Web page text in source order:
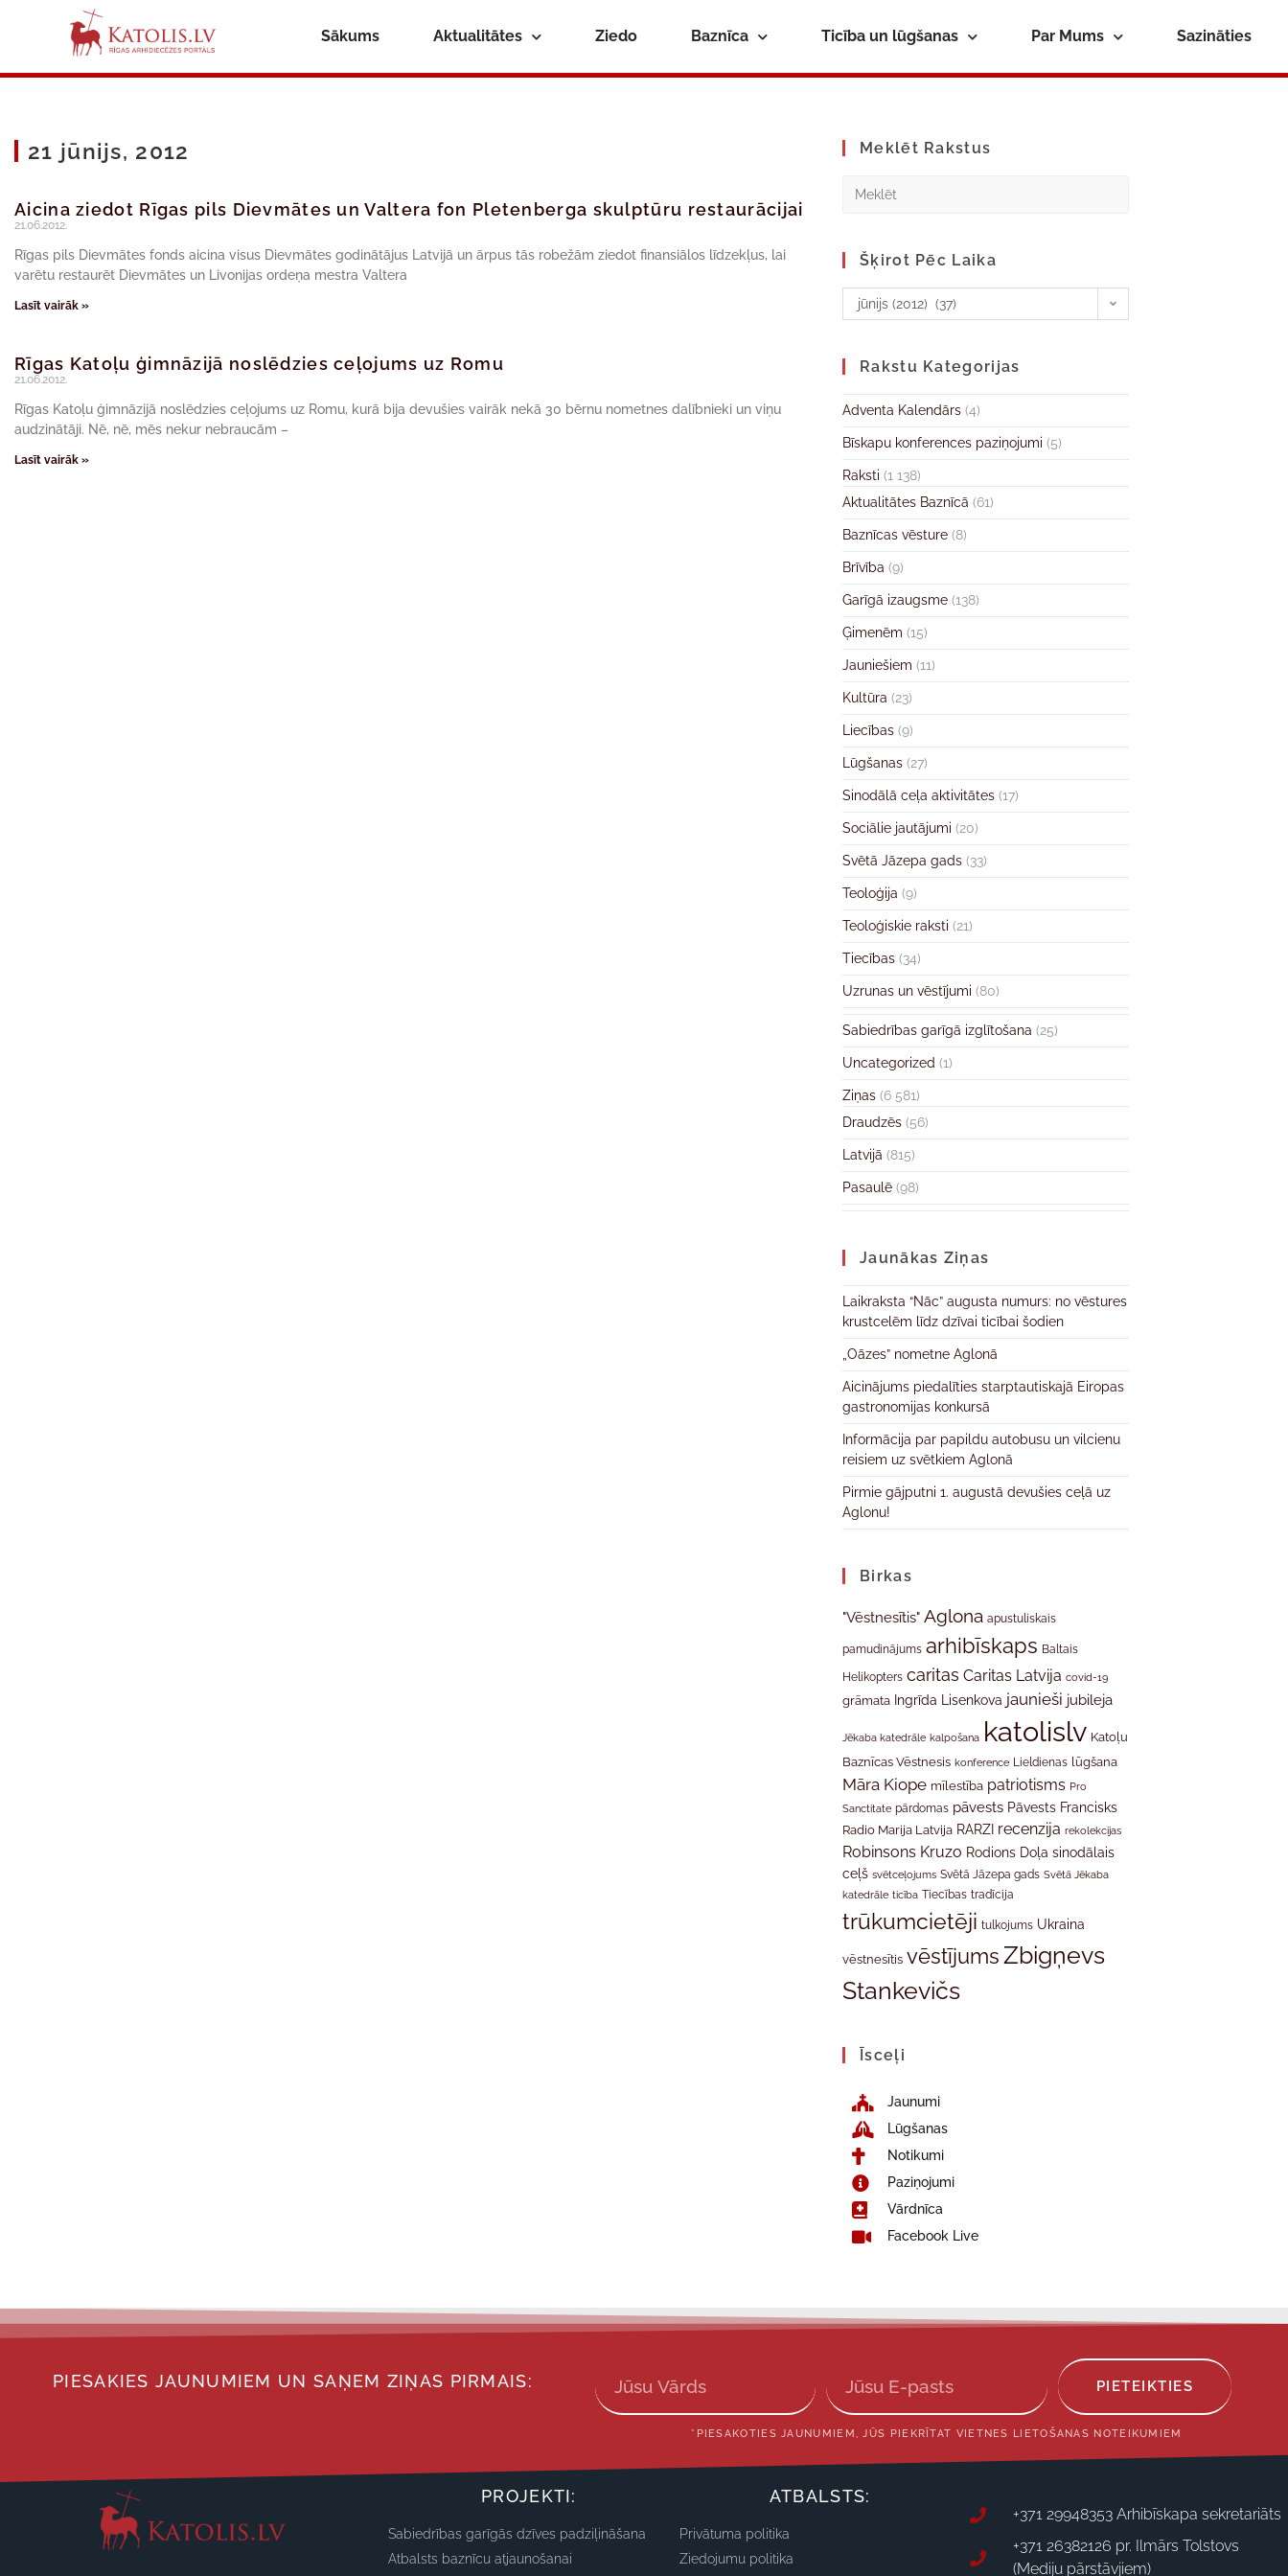
Sākums Aktualitātes Ziedo Baznīca Ticība un lūgšanas Par Mums Sazināties
21 jūnijs, 2012
Aicina ziedot Rīgas pils Dievmātes un Valtera fon Pletenberga skulptūru restaurācijai
21.06.2012.
Rīgas pils Dievmātes fonds aicina visus Dievmātes godinātājus Latvijā un ārpus tās robežām ziedot finansiālos līdzekļus, lai
varētu restaurēt Dievmātes un Livonijas ordeņa mestra Valtera
Lasīt vairāk »
Rīgas Katoļu ģimnāzijā noslēdzies ceļojums uz Romu
21.06.2012.
Rīgas Katoļu ģimnāzijā noslēdzies ceļojums uz Romu, kurā bija devušies vairāk nekā 30 bērnu nometnes dalībnieki un viņu
audzinātāji. Nē, nē, mēs nekur nebraucām –
Lasīt vairāk »
Meklēt Rakstus
Šķirot Pēc Laika
jūnijs (2012) (37)
Rakstu Kategorijas
Adventa Kalendārs (4)
Bīskapu konferences paziņojumi (5)
Raksti (1 138)
Aktualitātes Baznīcā (61)
Baznīcas vēsture (8)
Brīvība (9)
Garīgā izaugsme (138)
Ģimenēm (15)
Jauniešiem (11)
Kultūra (23)
Liecības (9)
Lūgšanas (27)
Sinodālā ceļa aktivitātes (17)
Sociālie jautājumi (20)
Svētā Jāzepa gads (33)
Teoloģija (9)
Teoloģiskie raksti (21)
Tiecības (34)
Uzrunas un vēstījumi (80)
Sabiedrības garīgā izglītošana (25)
Uncategorized (1)
Ziņas (6 581)
Draudzēs (56)
Latvijā (815)
Pasaulē (98)
Jaunākas Ziņas
Laikraksta “Nāc” augusta numurs: no vēstures
krustcelēm līdz dzīvai ticībai šodien
„Oāzes” nometne Aglonā
Aicinājums piedalīties starptautiskajā Eiropas
gastronomijas konkursā
Informācija par papildu autobusu un vilcienu
reisiem uz svētkiem Aglonā
Pirmie gājputni 1. augustā devušies ceļā uz
Aglonu!
Birkas
"Vēstnesītis" Aglona apustuliskais
pamudinājums arhibīskaps Baltais
Helikopters caritas Caritas Latvija covid-19
grāmata Ingrīda Lisenkova jaunieši jubileja
Jēkaba katedrāle kalpošana katolislv Katoļu
Baznīcas Vēstnesis konference Lieldienas lūgšana
Māra Kiope mīlestība patriotisms Pro
Sanctitate pārdomas pāvests Pāvests Francisks
Radio Marija Latvija RARZI recenzija rekolekcijas
Robinsons Kruzo Rodions Doļa sinodālais
ceļš svētceļojums Svētā Jāzepa gads Svētā Jēkaba
katedrāle ticība Tiecības tradīcija
trūkumcietēji tulkojums Ukraina
vēstnesītis vēstījumsZbigņevs
Stankevičs
Īsceļi
Jaunumi
Lūgšanas
Notikumi
Paziņojumi
Vārdnīca
Facebook Live
PIESAKIES JAUNUMIEM UN SAŅEM ZIŅAS PIRMAIS: PIETEIKTIES
*PIESAKOTIES JAUNUMIEM, JŪS PIEKRĪTAT VIETNES LIETOŠANAS NOTEIKUMIEM
PROJEKTI:
Sabiedrības garīgās dzīves padziļināšana
Atbalsts baznīcu atjaunošanai
ATBALSTS:
Privātuma politika
Ziedojumu politika
+371 29948353 Arhibīskapa sekretariāts
+371 26382126 pr. Ilmārs Tolstovs
(Mediju pārstāvjiem)